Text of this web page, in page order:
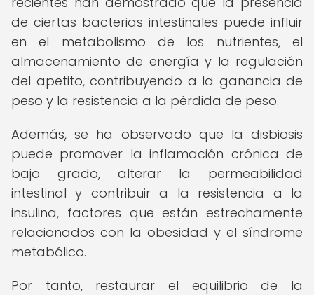
de ciertas bacterias intestinales puede influir
en el metabolismo de los nutrientes, el
almacenamiento de energía y la regulación
del apetito, contribuyendo a la ganancia de
peso y la resistencia a la pérdida de peso.
Además, se ha observado que la disbiosis
puede promover la inflamación crónica de
bajo grado, alterar la permeabilidad
intestinal y contribuir a la resistencia a la
insulina, factores que están estrechamente
relacionados con la obesidad y el síndrome
metabólico.
Por tanto, restaurar el equilibrio de la